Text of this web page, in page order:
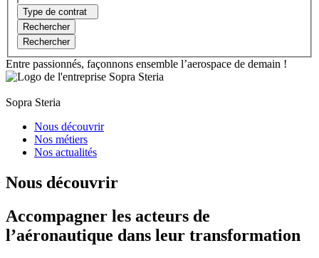
Type de contrat
Rechercher
Rechercher
Entre passionnés, façonnons ensemble l’aerospace de demain !
Sopra Steria
Nous découvrir
Nos métiers
Nos actualités
Nous découvrir
Accompagner les acteurs de
l’aéronautique dans leur transformation